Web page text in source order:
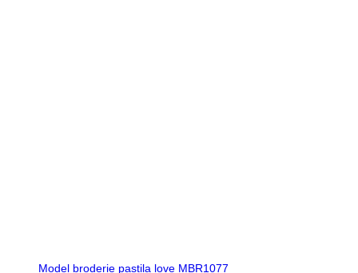
Model broderie pastila love MBR1077